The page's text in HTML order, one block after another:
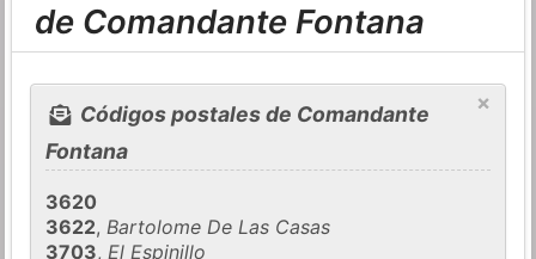
de Comandante Fontana
×
Códigos postales de Comandante
Fontana
3620
3622,Bartolome De Las Casas
3703,El Espinillo